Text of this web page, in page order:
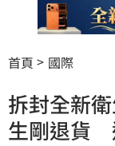
首頁 國際
拆封全新
生剛退貨